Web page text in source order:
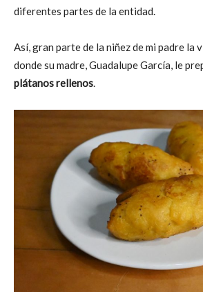
diferentes partes de la entidad.
Así, gran parte de la niñez de mi padre la
donde su madre, Guadalupe García, le
plátanos rellenos.